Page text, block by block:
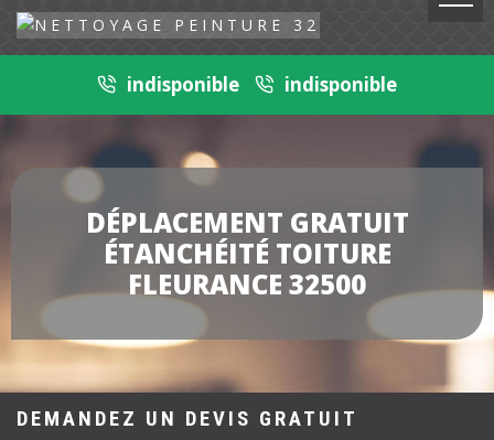
indisponible indisponible
DÉPLACEMENT GRATUIT
ÉTANCHÉITÉ TOITURE
FLEURANCE 32500
DEMANDEZ UN DEVIS GRATUIT